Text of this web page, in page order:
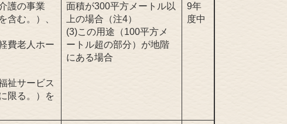
護の事業
含む。）、
費老人ホー
祉サービス
限る。）を
面積が300平方メートル以
上の場合（注4）
(3)この用途（100平方メ
ートル超の部分）が地階
にある場合
9年
度中